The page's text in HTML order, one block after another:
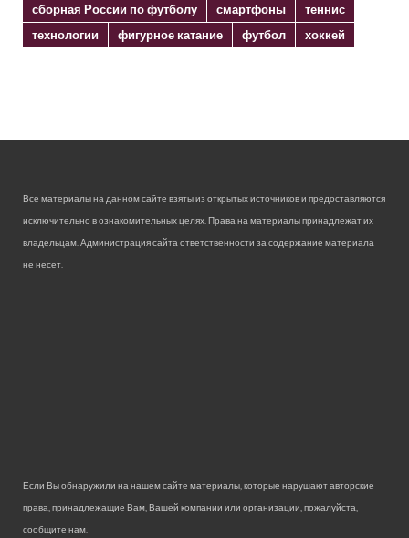
сборная России по футболу
смартфоны
теннис
технологии
фигурное катание футбол хоккей
Все материалы на данном сайте взяты из открытых источников и предоставляются
исключительно в ознакомительных целях. Права на материалы принадлежат их
владельцам. Администрация сайта ответственности за содержание материала
не несет.
Если Вы обнаружили на нашем сайте материалы, которые нарушают авторские
права, принадлежащие Вам, Вашей компании или организации, пожалуйста,
сообщите нам.